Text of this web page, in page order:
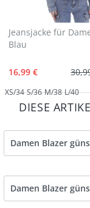
Jeansjacke für
Blau
16,99 €
XS/34 S/36 M/38 L/40
DIESE
Damen Blazer
Damen Blazer